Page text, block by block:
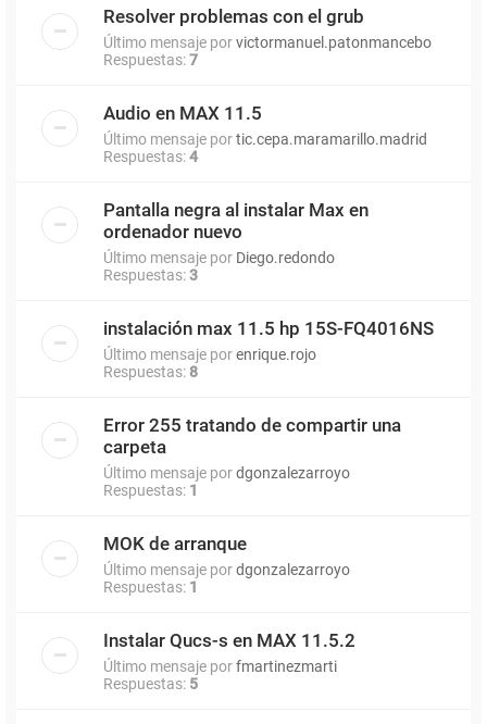
Resolver problemas con el grub
Último mensaje porvictormanuel.patonmancebo
Respuestas:7
Audio en MAX 11.5
Último mensaje portic.cepa.maramarillo.madrid
Respuestas:4
Pantalla negra al instalar Max en
ordenador nuevo
Último mensaje por Diego.redondo
Respuestas:3
instalación max 11.5 hp 15S-FQ4016NS
Último mensaje porenrique.rojo
Respuestas: 8
Error 255 tratando de compartir una
carpeta
Último mensaje pordgonzalezarroyo
Respuestas: 1
MOK de arranque
Último mensaje pordgonzalezarroyo
Respuestas: 1
Instalar Qucs-s en MAX 11.5.2
Último mensaje porfmartinezmarti
Respuestas: 5